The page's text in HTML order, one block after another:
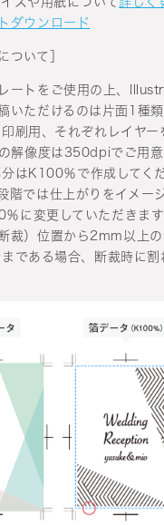
ダウンロード
ついて］
ートをご使用の上、
いただけるのは片面1種
刷用、それぞれレイヤ
解像度は350dpiでご用意
はK100％で作成してく
階では仕上がりをイメー
に変更していただきます
裁）位置から2mm以上
である場合、断裁時に割